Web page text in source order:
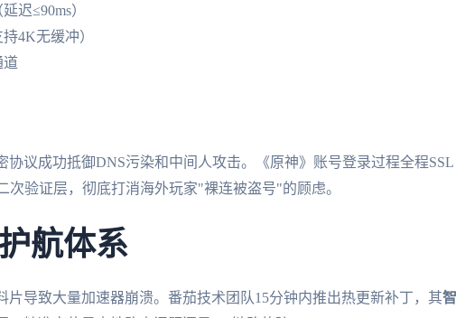
迟≤90ms）
4K无缓冲）
道
协议成功抵御DNS污染和中间人攻击。《原神》账号登录过程全程SSL
次验证层，彻底打消海外玩家"裸连被盗号"的顾虑。
航体系
片导致大量加速器崩溃。番茄技术团队15分钟内推出热更新补丁，其智